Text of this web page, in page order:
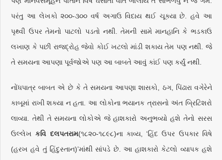
પરંતુ આ લેખકો ૨૦૦-૩૦૦ વર્ષ અગાઉ વિદાય થઈ ચૂક્યા છે. હવે આ
પૃથ્વી ઉપર તેમનો પાટલો પડતો નથી. તેમની સામે માનહાનિ કે ભડકાઉ
લખાણ કે પછી રાજદ્રોહ જેવો કોઈ ખટલો માંડી શકાય તેમ પણ નથી. જે
તે સમયના આપણા પૂર્વજોએ પણ આ બાબતે આવું કાંઈ પણ કર્યું નથી.
નોંધપાત્ર બાબત એ છે કે તે સમયના આપણા શાસકો, ઠગ, પિંઢારા વગેરેને
કાબૂમાં રાખી શક્યા ન હતા. આ લોકોના ભયાનક ત્રાસનો અંત બ્રિટિશરો
લાવ્યા. તેથી તે સમયના લોકોએ જે હાશકારો અનુભવ્યો હશે તેનો સરસ
ઉલ્લેખકવિ દલપતરામ(૧૮૨૦-૧૮૯૮)ના કાવ્ય, ‘હિંદ ઉપર ઉપકાર વિષે
(હરખ હવે તું હિંદુસ્તાન)’માંથી સાંપડે છે. આ હાશકારો કેટલો વ્યાપક હશે